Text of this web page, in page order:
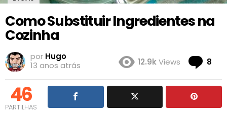
Como Substituir Ingredientes na
Cozinha
por Hugo
13 anos atrás
12.9kViews 8
46
PARTILHAS